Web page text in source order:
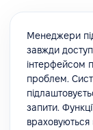
Менеджери
завжди
інтерфейсом
проблем.
запити.
враховуються